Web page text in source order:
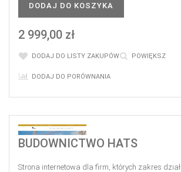
DODAJ DO KOSZYKA
2 999,00 zł
DODAJ DO LISTY ZAKUPÓW POWIĘKSZ
DODAJ DO PORÓWNANIA
BUDOWNICTWO HATS
Strona internetowa dla firm, których zakres